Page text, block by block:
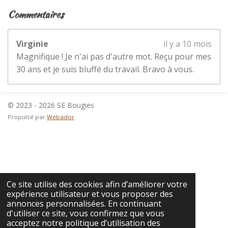
Ce site utilise des cookies afin d’améliorer votre
expérience utilisateur et vous proposer des
annonces personnalisées. En continuant
d'utiliser ce site, vous confirmez que vous
acceptez notre politique d’utilisation des
Commentaires
Virginie
il y a 10 mois
Magnifique ! Je n'ai pas d'autre mot. Reçu pour mes
30 ans et je suis bluffé du travail. Bravo à vous.
© 2023 - 2026 SE Bougies
Propulsé par Webador